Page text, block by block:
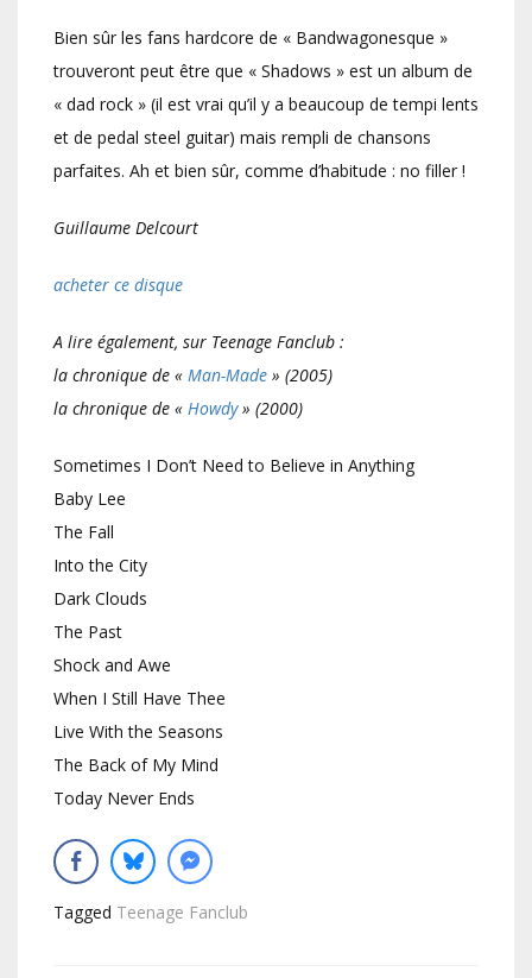
Bien sûr les fans hardcore de « Bandwagonesque »
trouveront peut être que « Shadows » est un album de
« dad rock » (il est vrai qu’il y a beaucoup de tempi lents
et de pedal steel guitar) mais rempli de chansons
parfaites. Ah et bien sûr, comme d’habitude : no filler !
Guillaume Delcourt
acheter ce disque
A lire également, sur Teenage Fanclub :
la chronique de « Man-Made » (2005)
la chronique de « Howdy» (2000)
Sometimes I Don’t Need to Believe in Anything
Baby Lee
The Fall
Into the City
Dark Clouds
The Past
Shock and Awe
When I Still Have Thee
Live With the Seasons
The Back of My Mind
Today Never Ends
Tagged Teenage Fanclub